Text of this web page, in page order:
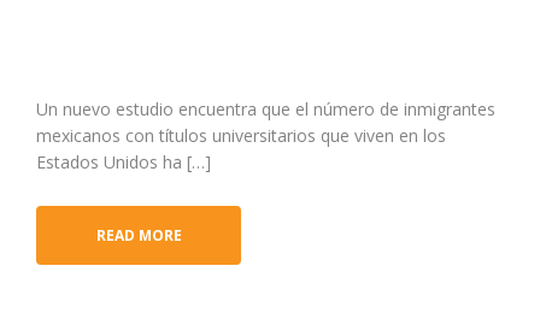
Un nuevo estudio encuentra que el número de inmigrantes
mexicanos con títulos universitarios que viven en los
Estados Unidos ha […]
READ MORE